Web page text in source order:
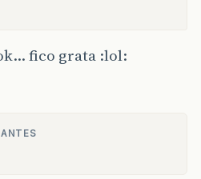
fico grata :lol: